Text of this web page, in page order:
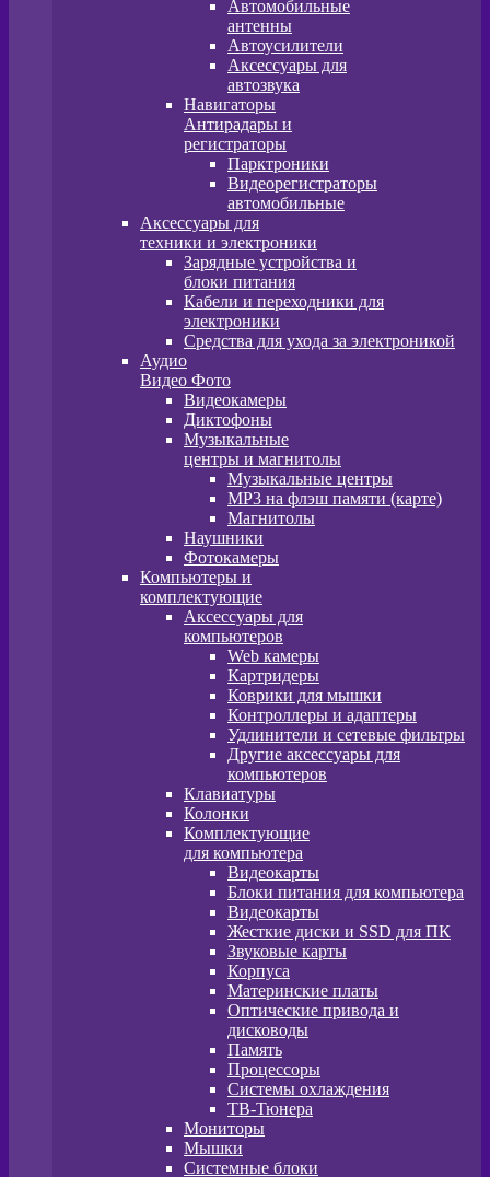
Автомобильные
антенны
Автоусилители
Аксессуары для
автозвука
Навигаторы
Антирадары и
регистраторы
Парктроники
Видеорегистраторы
автомобильные
Аксессуары для
техники и электроники
Зарядные устройства и
блоки питания
Кабели и переходники для
электроники
Средства для ухода за электроникой
Аудио
Видео Фото
Видеокамеры
Диктофоны
Музыкальные
центры и магнитолы
Музыкальные центры
MP3 на флэш памяти (карте)
Магнитолы
Наушники
Фотокамеры
Компьютеры и
комплектующие
Аксессуары для
компьютеров
Web камеры
Картридеры
Коврики для мышки
Контроллеры и адаптеры
Удлинители и сетевые фильтры
Другие аксессуары для
компьютеров
Клавиатуры
Колонки
Комплектующие
для компьютера
Видеокарты
Блоки питания для компьютера
Видеокарты
Жесткие диски и SSD для ПК
Звуковые карты
Корпуса
Материнские платы
Оптические привода и
дисководы
Память
Процессоры
Системы охлаждения
ТВ-Тюнера
Мониторы
Мышки
Системные блоки